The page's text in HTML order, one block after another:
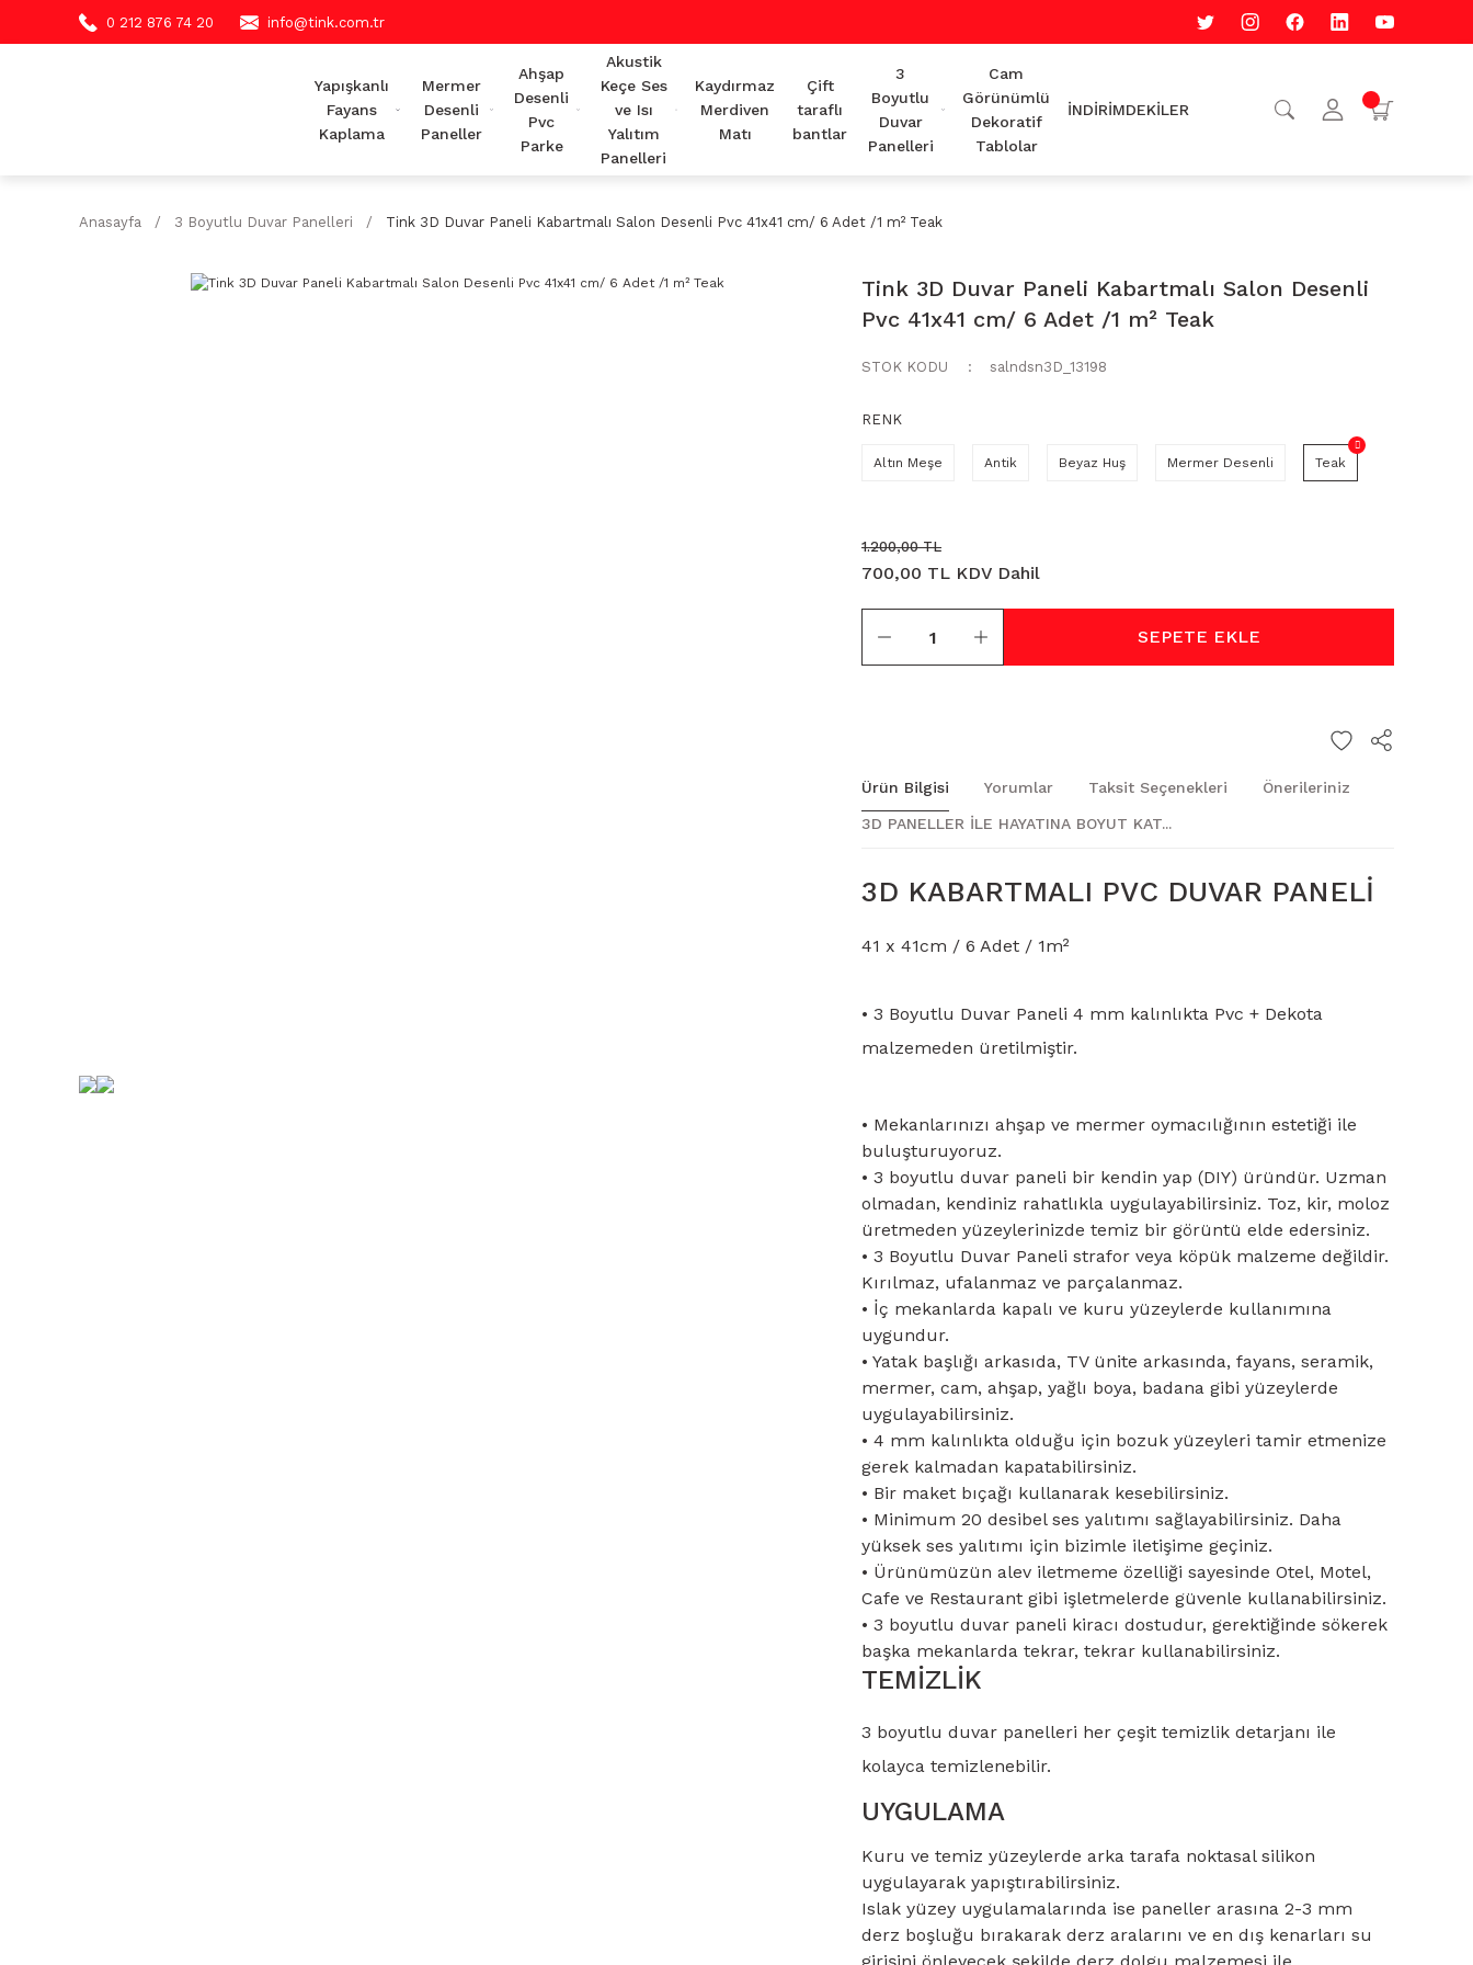
0 212 876 74 20 info@tink.com.tr
Yapışkanlı
Fayans
Kaplama
Mermer
Desenli
Paneller
Ahşap
Desenli
Pvc
Parke
Akustik
Keçe Ses
ve Isı
Yalıtım
Panelleri
Kaydırmaz
Merdiven
Matı
Çift
taraflı
bantlar
3
Boyutlu
Duvar
Panelleri
Cam
Görünümlü
Dekoratif
Tablolar
İNDİRİMDEKİLER
Anasayfa 3 Boyutlu Duvar Panelleri Tink 3D Duvar Paneli Kabartmalı Salon Desenli Pvc 41x41 cm/ 6 Adet /1 m² Teak
Tink 3D Duvar Paneli Kabartmalı Salon Desenli
Pvc 41x41 cm/ 6 Adet /1 m² Teak
STOK KODU salndsn3D_13198
RENK
Altın Meşe Antik Beyaz Huş Mermer Desenli Teak
1.200,00 TL
700,00 TL KDV Dahil
SEPETE EKLE
Ürün Bilgisi Yorumlar Taksit Seçenekleri Önerileriniz
3D PANELLER İLE HAYATINA BOYUT KAT...
3D KABARTMALI PVC DUVAR PANELİ
41 x 41cm / 6 Adet / 1m²
• 3 Boyutlu Duvar Paneli 4 mm kalınlıkta Pvc + Dekota
malzemeden üretilmiştir.
• Mekanlarınızı ahşap ve mermer oymacılığının estetiği ile
buluşturuyoruz.
• 3 boyutlu duvar paneli bir kendin yap (DIY) üründür. Uzman
olmadan, kendiniz rahatlıkla uygulayabilirsiniz. Toz, kir, moloz
üretmeden yüzeylerinizde temiz bir görüntü elde edersiniz.
• 3 Boyutlu Duvar Paneli strafor veya köpük malzeme değildir.
Kırılmaz, ufalanmaz ve parçalanmaz.
• İç mekanlarda kapalı ve kuru yüzeylerde kullanımına
uygundur.
• Yatak başlığı arkasıda, TV ünite arkasında, fayans, seramik,
mermer, cam, ahşap, yağlı boya, badana gibi yüzeylerde
uygulayabilirsiniz.
• 4 mm kalınlıkta olduğu için bozuk yüzeyleri tamir etmenize
gerek kalmadan kapatabilirsiniz.
• Bir maket bıçağı kullanarak kesebilirsiniz.
• Minimum 20 desibel ses yalıtımı sağlayabilirsiniz. Daha
yüksek ses yalıtımı için bizimle iletişime geçiniz.
• Ürünümüzün alev iletmeme özelliği sayesinde Otel, Motel,
Cafe ve Restaurant gibi işletmelerde güvenle kullanabilirsiniz.
• 3 boyutlu duvar paneli kiracı dostudur, gerektiğinde sökerek
başka mekanlarda tekrar, tekrar kullanabilirsiniz.
TEMİZLİK
3 boyutlu duvar panelleri her çeşit temizlik detarjanı ile
kolayca temizlenebilir.
UYGULAMA
Kuru ve temiz yüzeylerde arka tarafa noktasal silikon
uygulayarak yapıştırabilirsiniz.
Islak yüzey uygulamalarında ise paneller arasına 2-3 mm
derz boşluğu bırakarak derz aralarını ve en dış kenarları su